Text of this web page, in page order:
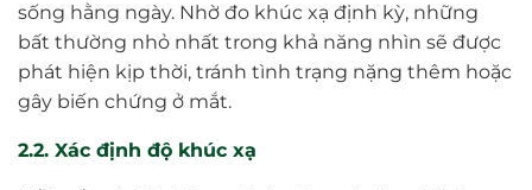
sống hằng ngày. Nhờ đo khúc xạ định kỳ, những
bất thường nhỏ nhất trong khả năng nhìn sẽ được
phát hiện kịp thời, tránh tình trạng nặng thêm hoặc
gây biến chứng ở mắt.
2.2. Xác định độ khúc xạ